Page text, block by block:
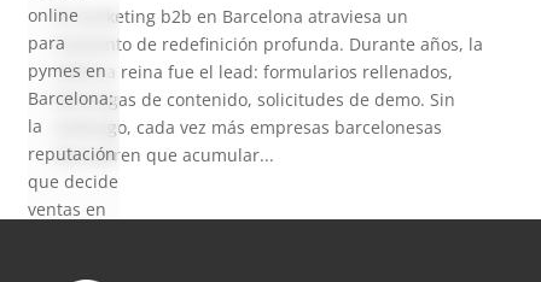
El marketing b2b en Barcelona atraviesa un
momento de redefinición profunda. Durante años, la
métrica reina fue el lead: formularios rellenados,
descargas de contenido, solicitudes de demo. Sin
embargo, cada vez más empresas barcelonesas
descubren que acumular...
online
para
pymes en
Barcelona:
la
reputación
que decide
ventas en